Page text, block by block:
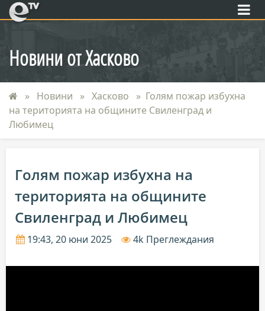
eTV
Новини от Хасково
Новини Хасково
Голям пожар избухна
на територията на общините Свиленград и
Любимец
Голям пожар избухна на
територията на общините
Свиленград и Любимец
19:43, 20 юни 2025 4k Преглеждания